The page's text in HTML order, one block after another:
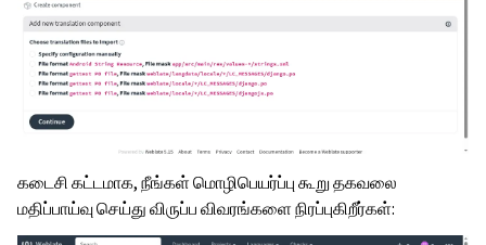
கடைசி கட்டமாக, நீங்கள் மொழிபெயர்ப்பு கூறு தகவலை
மதிப்பாய்வு செய்து விருப்ப விவரங்களை நிரப்புகிறீர்கள்: